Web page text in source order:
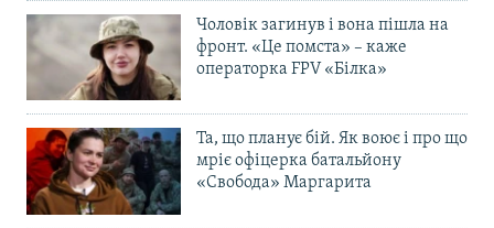
Чоловік загинув і вона пішла на
фронт. «Це помста» – каже
операторка FPV «Білка»
Та, що планує бій. Як воює і про що
мріє офіцерка батальйону
«Свобода» Маргарита